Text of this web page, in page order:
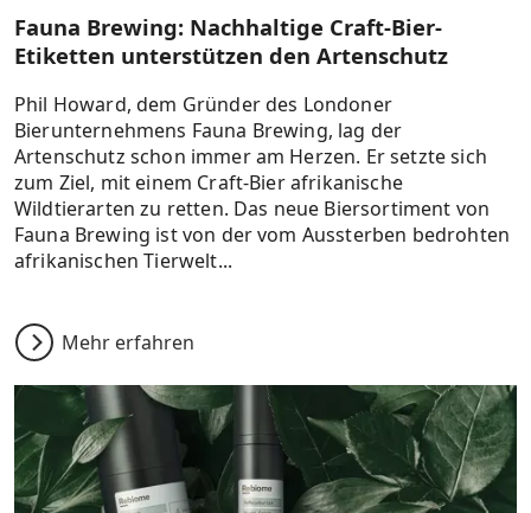
Fauna Brewing: Nachhaltige Craft-Bier-
Etiketten unterstützen den Artenschutz
Phil Howard, dem Gründer des Londoner
Bierunternehmens Fauna Brewing, lag der
Artenschutz schon immer am Herzen. Er setzte sich
zum Ziel, mit einem Craft-Bier afrikanische
Wildtierarten zu retten. Das neue Biersortiment von
Fauna Brewing ist von der vom Aussterben bedrohten
afrikanischen Tierwelt...
Mehr erfahren